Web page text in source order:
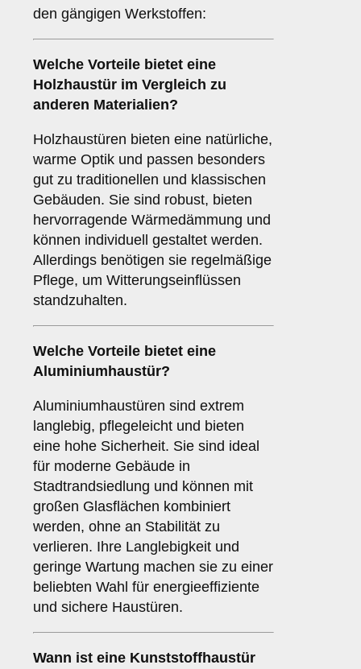
den gängigen Werkstoffen:
Welche Vorteile bietet eine
Holzhaustür im Vergleich zu
anderen Materialien?
Holzhaustüren bieten eine natürliche,
warme Optik und passen besonders
gut zu traditionellen und klassischen
Gebäuden. Sie sind robust, bieten
hervorragende Wärmedämmung und
können individuell gestaltet werden.
Allerdings benötigen sie regelmäßige
Pflege, um Witterungseinflüssen
standzuhalten.
Welche Vorteile bietet eine
Aluminiumhaustür?
Aluminiumhaustüren sind extrem
langlebig, pflegeleicht und bieten
eine hohe Sicherheit. Sie sind ideal
für moderne Gebäude in
Stadtrandsiedlung und können mit
großen Glasflächen kombiniert
werden, ohne an Stabilität zu
verlieren. Ihre Langlebigkeit und
geringe Wartung machen sie zu einer
beliebten Wahl für energieeffiziente
und sichere Haustüren.
Wann ist eine Kunststoffhaustür